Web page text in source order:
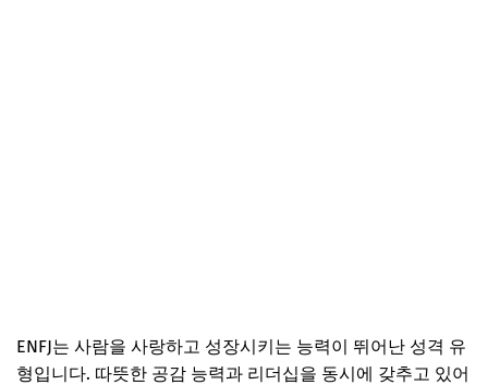
ENFJ는 사람을 사랑하고 성장시키는 능력이 뛰어난 성격 유
형입니다. 따뜻한 공감 능력과 리더십을 동시에 갖추고 있어